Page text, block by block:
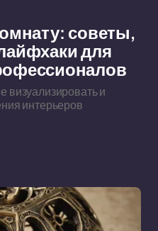
советы,
для
и
интерьеров